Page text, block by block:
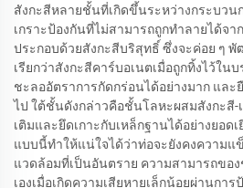
สังกะสีหลายชั้นที่เกิดขึ้นระหว่างกระบวน
เกราะป้องกันที่ไม่สามารถถูกทำลายได้จ
ประกอบด้วยสังกะสีบริสุทธิ์ ซึ่งจะค่อย ๆ
เรียกว่าสังกะสีคาร์บอเนตเมื่อถูกทิ้งไว้ใ
ชะลออัตราการกัดกร่อนได้อย่างมาก และ
ไป ใต้ชั้นดังกล่าวคือชั้นโลหะผสมสังกะสี-
เติมและยึดเกาะกับเหล็กฐานได้อย่างยอ
แบบนี้ทำให้แน่ใจได้ว่าท่อจะยังคงความ
แวดล้อมที่เป็นอันตราย ความสามารถขอ
เองเมื่อเกิดความเสียหายเล็กน้อยผ่านกา